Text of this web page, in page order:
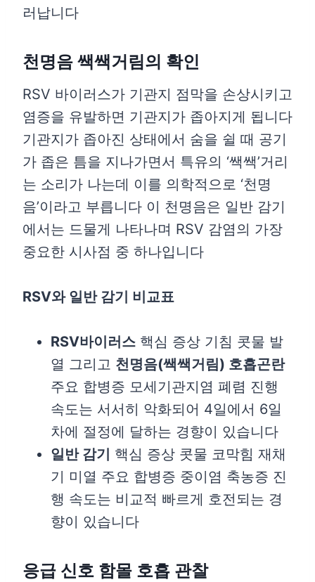
러납니다
천명음 쌕쌕거림의 확인
RSV 바이러스가 기관지 점막을 손상시키고
염증을 유발하면 기관지가 좁아지게 됩니다
기관지가 좁아진 상태에서 숨을 쉴 때 공기
가 좁은 틈을 지나가면서 특유의 ‘쌕쌕’거리
는 소리가 나는데 이를 의학적으로 ‘천명
음’이라고 부릅니다 이 천명음은 일반 감기
에서는 드물게 나타나며 RSV 감염의 가장
중요한 시사점 중 하나입니다
RSV와 일반 감기 비교표
RSV바이러스 핵심 증상 기침 콧물 발
열 그리고 천명음(쌕쌕거림) 호흡곤란
주요 합병증 모세기관지염 폐렴 진행
속도는 서서히 악화되어 4일에서 6일
차에 절정에 달하는 경향이 있습니다
일반 감기 핵심 증상 콧물 코막힘 재채
기 미열 주요 합병증 중이염 축농증 진
행 속도는 비교적 빠르게 호전되는 경
향이 있습니다
응급 신호 함몰 호흡 관찰